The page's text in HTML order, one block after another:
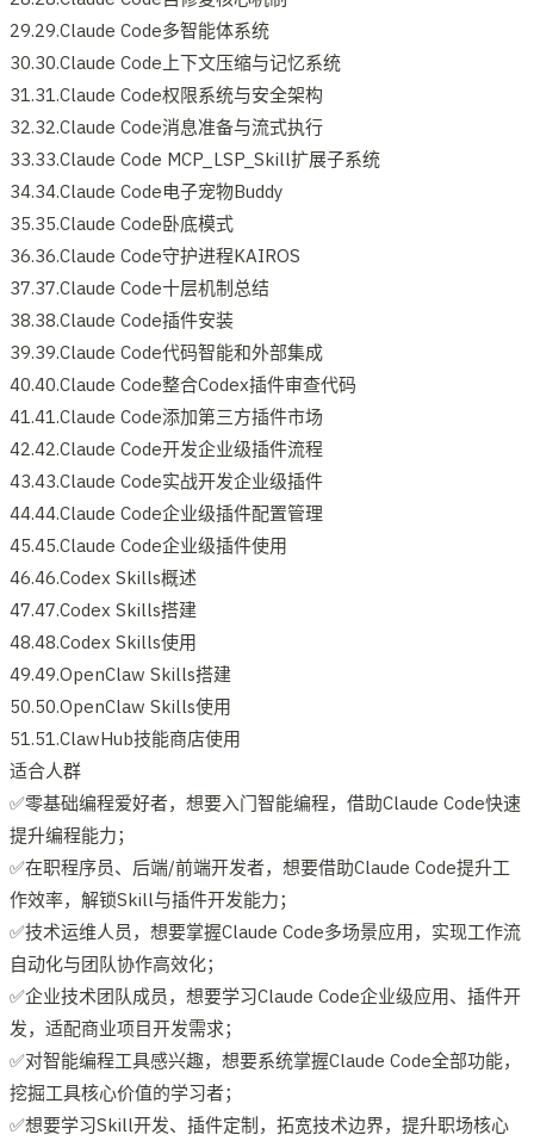
29.29.Claude Code多智能体系统
30.30.Claude Code上下文压缩与记忆系统
31.31.Claude Code权限系统与安全架构
32.32.Claude Code消息准备与流式执行
33.33.Claude Code MCP_LSP_Skill扩展子系统
34.34.Claude Code电子宠物Buddy
35.35.Claude Code卧底模式
36.36.Claude Code守护进程KAIROS
37.37.Claude Code十层机制总结
38.38.Claude Code插件安装
39.39.Claude Code代码智能和外部集成
40.40.Claude Code整合Codex插件审查代码
41.41.Claude Code添加第三方插件市场
42.42.Claude Code开发企业级插件流程
43.43.Claude Code实战开发企业级插件
44.44.Claude Code企业级插件配置管理
45.45.Claude Code企业级插件使用
46.46.Codex Skills概述
47.47.Codex Skills搭建
48.48.Codex Skills使用
49.49.OpenClaw Skills搭建
50.50.OpenClaw Skills使用
51.51.ClawHub技能商店使用
适合人群
✅零基础编程爱好者，想要入门智能编程，借助Claude Code快速
提升编程能力；
✅在职程序员、后端/前端开发者，想要借助Claude Code提升工
作效率，解锁Skill与插件开发能力；
✅技术运维人员，想要掌握Claude Code多场景应用，实现工作流
自动化与团队协作高效化；
✅企业技术团队成员，想要学习Claude Code企业级应用、插件开
发，适配商业项目开发需求；
✅对智能编程工具感兴趣，想要系统掌握Claude Code全部功能，
挖掘工具核心价值的学习者；
✅想要学习Skill开发、插件定制，拓宽技术边界，提升职场核心